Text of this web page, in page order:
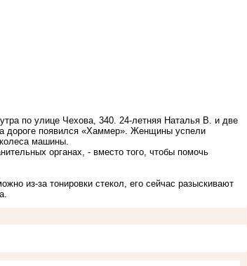
по улице Чехова, 340. 24-летняя Наталья В. и две
дороге появился «Хаммер». Женщины успели
машины.
органах, - вместо того, чтобы помочь
из-за тонировки стекол, его сейчас разыскивают